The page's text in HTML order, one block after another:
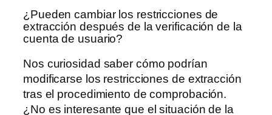
¿Pueden cambiar los restricciones de
extracción después de la verificación de la
cuenta de usuario?
Nos curiosidad saber cómo podrían
modificarse los restricciones de extracción
tras el procedimiento de comprobación.
¿No es interesante que el situación de la